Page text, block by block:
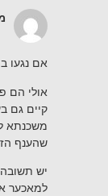
אם נגעו
אולי הם
קיים גם
משכנתא
שהענף
יש
למאכער